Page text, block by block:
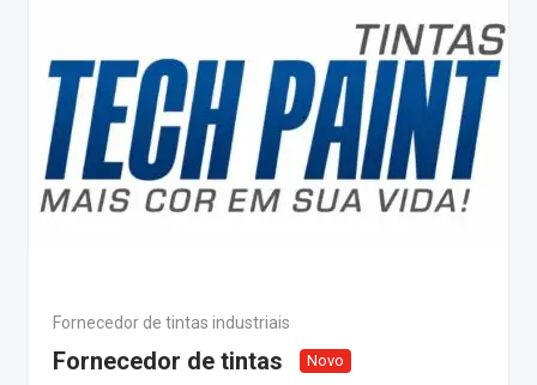
Fornecedor de tintas industriais
Fornecedor de tintas Novo